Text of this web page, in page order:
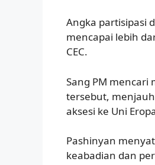
Angka partisipasi
mencapai lebih
CEC.
Sang PM
tersebut,
aksesi ke Uni
Pashinyan
keabadian dan